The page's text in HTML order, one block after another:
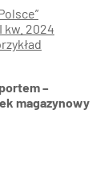
kw. 2024
–
magazynowy